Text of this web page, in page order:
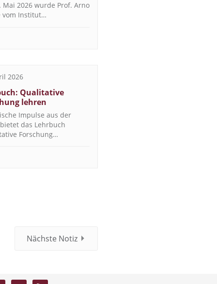
Mai 2026 wurde Prof. Arno
vom Institut…
2026
Qualitative
lehren
Impulse aus der
das Lehrbuch
Forschung…
Nächste Notiz